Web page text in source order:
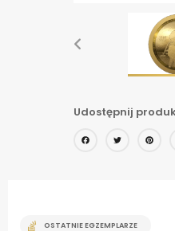
Udostępnij
OSTATNIE EGZEMPLARZE